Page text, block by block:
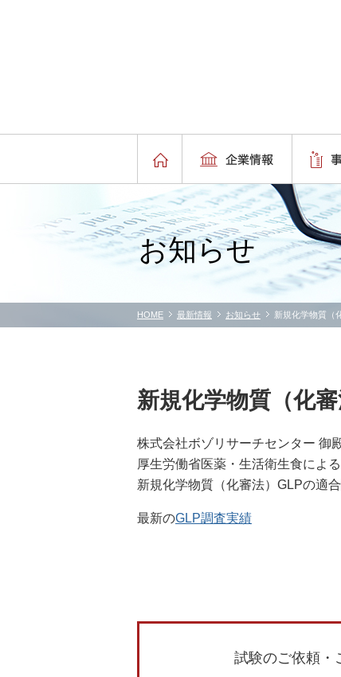
お知らせ
HOME 最新情報 お知らせ 新規化学物質（
新規化学物質（化
株式会社ボゾリサーチセンター 御
厚生労働省医薬・生活衛生食によ
新規化学物質（化審法）GLPの適
最新のGLP調査実績
試験のご依頼・